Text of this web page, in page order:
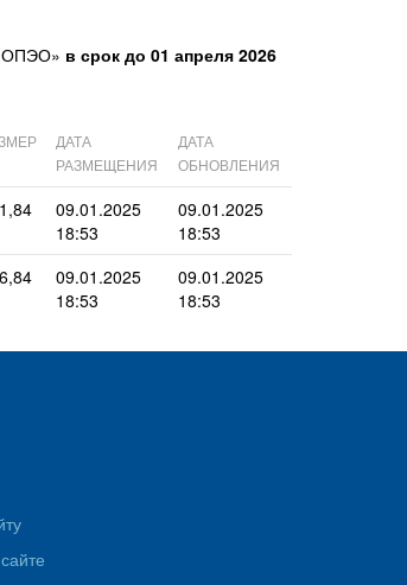
в срок до 01 апреля 2026
ДАТА
РАЗМЕЩЕНИЯ
ДАТА
ОБНОВЛЕНИЯ
09.01.2025
18:53
09.01.2025
18:53
09.01.2025
18:53
09.01.2025
18:53